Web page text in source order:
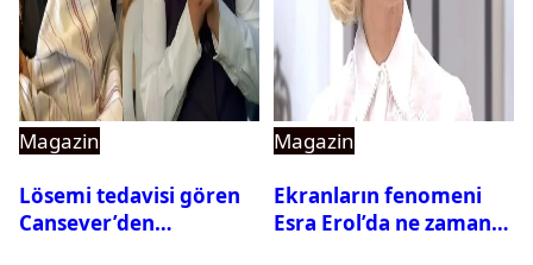
Magazin
Lösemi tedavisi gören
Cansever’den
Magazin
Ekranların fenomeni
Esra Erol’da ne zaman